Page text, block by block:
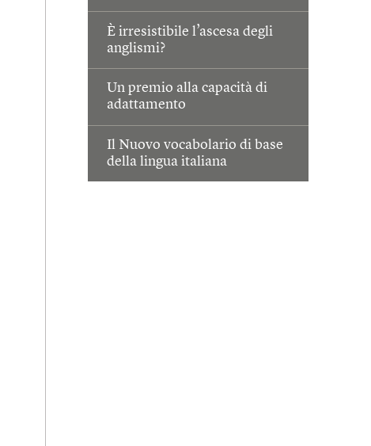
È irresistibile l’ascesa degli
anglismi?
Un premio alla capacità di
adattamento
Il Nuovo vocabolario di base
della lingua italiana